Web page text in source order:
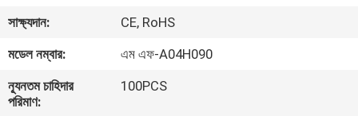
সম্পর্কে
কারখানা
সাক্ষ্যদান:
CE, RoHS
মডেল নম্বার:
এম এফ-A04H090
ন্যূনতম চাহিদার
পরিমাণ:
100PCS